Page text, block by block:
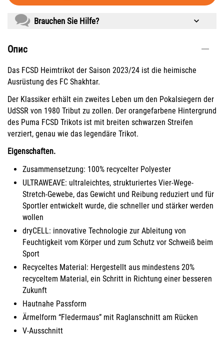
Brauchen Sie Hilfe?
Опис
Das FCSD Heimtrikot der Saison 2023/24 ist die heimische
Ausrüstung des FC Shakhtar.
Der Klassiker erhält ein zweites Leben um den Pokalsiegern der
UdSSR von 1980 Tribut zu zollen. Der orangefarbene Hintergrund
des Puma FCSD Trikots ist mit breiten schwarzen Streifen
verziert, genau wie das legendäre Trikot.
Eigenschaften.
Zusammensetzung: 100% recycelter Polyester
ULTRAWEAVE: ultraleichtes, strukturiertes Vier-Wege-
Stretch-Gewebe, das Gewicht und Reibung reduziert und für
Sportler entwickelt wurde, die schneller und stärker werden
wollen
dryCELL: innovative Technologie zur Ableitung von
Feuchtigkeit vom Körper und zum Schutz vor Schweiß beim
Sport
Recyceltes Material: Hergestellt aus mindestens 20%
recyceltem Material, ein Schritt in Richtung einer besseren
Zukunft
Hautnahe Passform
Ärmelform “Fledermaus” mit Raglanschnitt am Rücken
V-Ausschnitt